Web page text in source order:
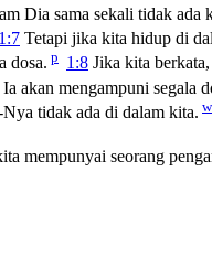
Dia sama sekali tidak ada
1:7 Tetapi jika kita hidup di
dosa. p 1:8 Jika kita
akan mengampuni segala
tidak ada di dalam kita. w
mempunyai seorang